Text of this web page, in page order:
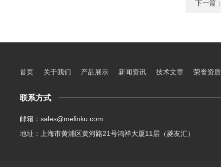
下一篇
首页 关于我们 产品展示 新闻资讯 技术文章 荣誉资质
联系方式
邮箱：sales@melinku.com
地址：上海市黄浦区黄河路21号鸿祥大厦11层（菱友汇）